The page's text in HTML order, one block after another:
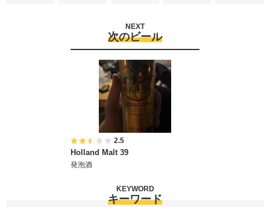
次のビール
NEXT
2.5
Holland Malt 39
発泡酒
キーワード
KEYWORD